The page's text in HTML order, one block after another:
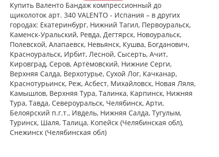
Купить Валенто Бандаж компрессионный до
щиколоток арт. 340 VALENTO - Испания – в других
городах: Екатеринбург, Нижний Тагил, Первоуральск,
Каменск-Уральский, Ревда, Дегтярск, Новоуральск,
Полевской, Алапаевск, Невьянск, Кушва, Богданович,
Красноуральск, Ирбит, Лесной, Сысерть, Ачит,
Кировград, Серов, Артёмовский, Нижние Cерги,
Верхняя Салда, Верхотурье, Сухой Лог, Качканар,
Краснотурьинск, Реж, Асбест, Михайловск, Новая Ляля,
Камышлов, Верхняя Тура, Талинка, Карпинск, Нижняя
Тура, Тавда, Североуральск, Челябинск, Арти,
Белоярский п.г.т., Ивдель, Нижняя Салда, Тугулым,
Туринск, Шаля, Талица, Копейск (Челябинская обл),
Снежинск (Челябинская обл)